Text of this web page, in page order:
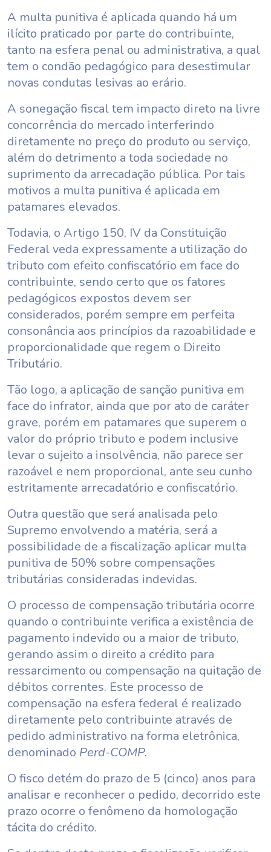
A multa punitiva é aplicada quando há um
ilícito praticado por parte do contribuinte,
tanto na esfera penal ou administrativa, a qual
tem o condão pedagógico para desestimular
novas condutas lesivas ao erário.
A sonegação fiscal tem impacto direto na livre
concorrência do mercado interferindo
diretamente no preço do produto ou serviço,
além do detrimento a toda sociedade no
suprimento da arrecadação pública. Por tais
motivos a multa punitiva é aplicada em
patamares elevados.
Todavia, o Artigo 150, IV da Constituição
Federal veda expressamente a utilização do
tributo com efeito confiscatório em face do
contribuinte, sendo certo que os fatores
pedagógicos expostos devem ser
considerados, porém sempre em perfeita
consonância aos princípios da razoabilidade e
proporcionalidade que regem o Direito
Tributário.
Tão logo, a aplicação de sanção punitiva em
face do infrator, ainda que por ato de caráter
grave, porém em patamares que superem o
valor do próprio tributo e podem inclusive
levar o sujeito a insolvência, não parece ser
razoável e nem proporcional, ante seu cunho
estritamente arrecadatório e confiscatório.
Outra questão que será analisada pelo
Supremo envolvendo a matéria, será a
possibilidade de a fiscalização aplicar multa
punitiva de 50% sobre compensações
tributárias consideradas indevidas.
O processo de compensação tributária ocorre
quando o contribuinte verifica a existência de
pagamento indevido ou a maior de tributo,
gerando assim o direito a crédito para
ressarcimento ou compensação na quitação de
débitos correntes. Este processo de
compensação na esfera federal é realizado
diretamente pelo contribuinte através de
pedido administrativo na forma eletrônica,
denominado Perd-COMP.
O fisco detém do prazo de 5 (cinco) anos para
analisar e reconhecer o pedido, decorrido este
prazo ocorre o fenômeno da homologação
tácita do crédito.